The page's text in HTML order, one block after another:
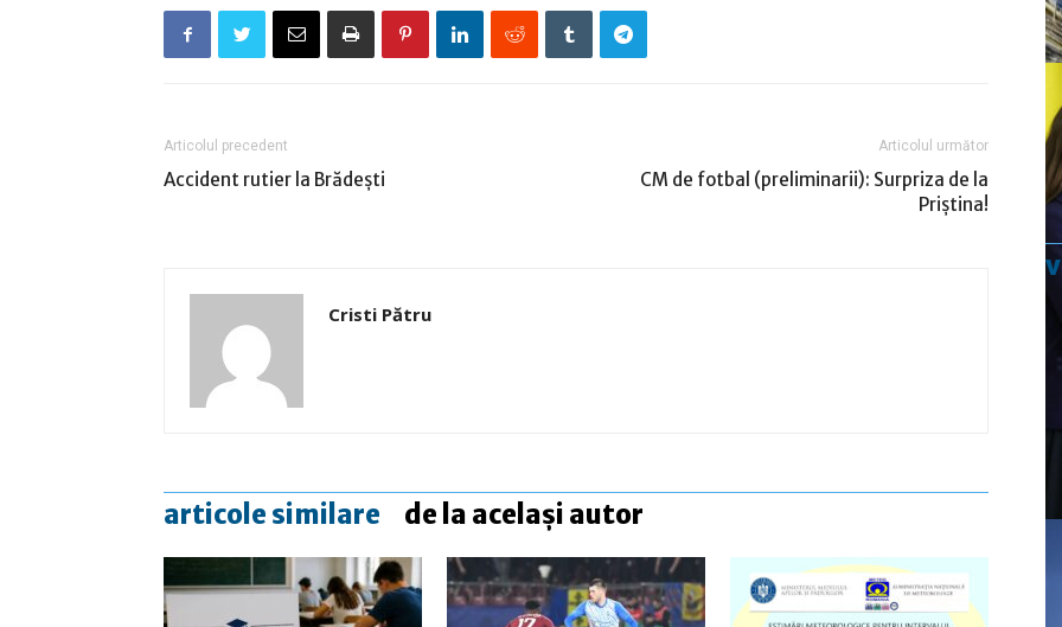
Articolul precedent
Accident rutier la Brădeşti
Articolul următor
CM de fotbal (preliminarii): Surpriza de la
Priştina!
Cristi Pătru
articole similare de la același autor